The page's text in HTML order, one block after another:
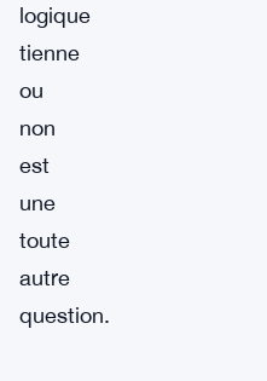
logique
tienne
ou
non
est
une
toute
autre
question.